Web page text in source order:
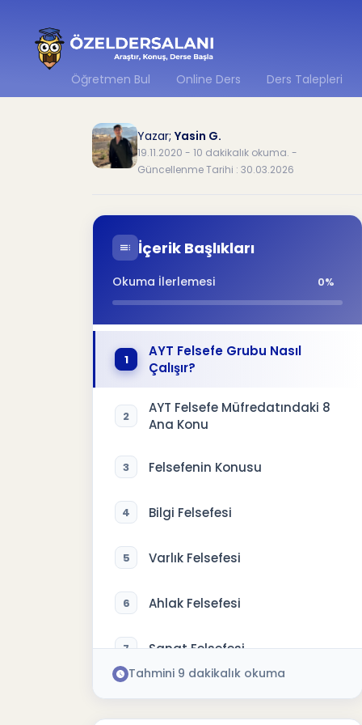
Öğretmen Bul Online Ders Ders Talepleri
Yazar; Yasin G.
19.11.2020 - 10 dakikalık okuma. -
Güncellenme Tarihi : 30.03.2026
İçerik Başlıkları
Okuma İlerlemesi 0%
1
AYT Felsefe Grubu Nasıl
Çalışır?
2
AYT Felsefe Müfredatındaki 8
Ana Konu
3 Felsefenin Konusu
4 Bilgi Felsefesi
5 Varlık Felsefesi
6 Ahlak Felsefesi
7 Sanat Felsefesi
Tahmini 9 dakikalık okuma